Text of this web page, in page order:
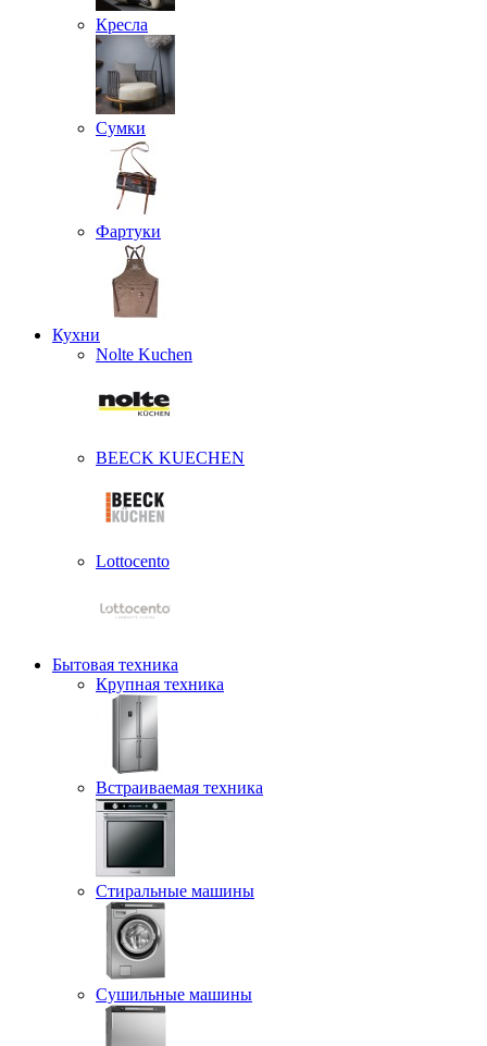
Кресла
Сумки
Фартуки
Кухни
Nolte Kuchen
BEECK KUECHEN
Lottocento
Бытовая техника
Крупная техника
Встраиваемая техника
Стиральные машины
Сушильные машины